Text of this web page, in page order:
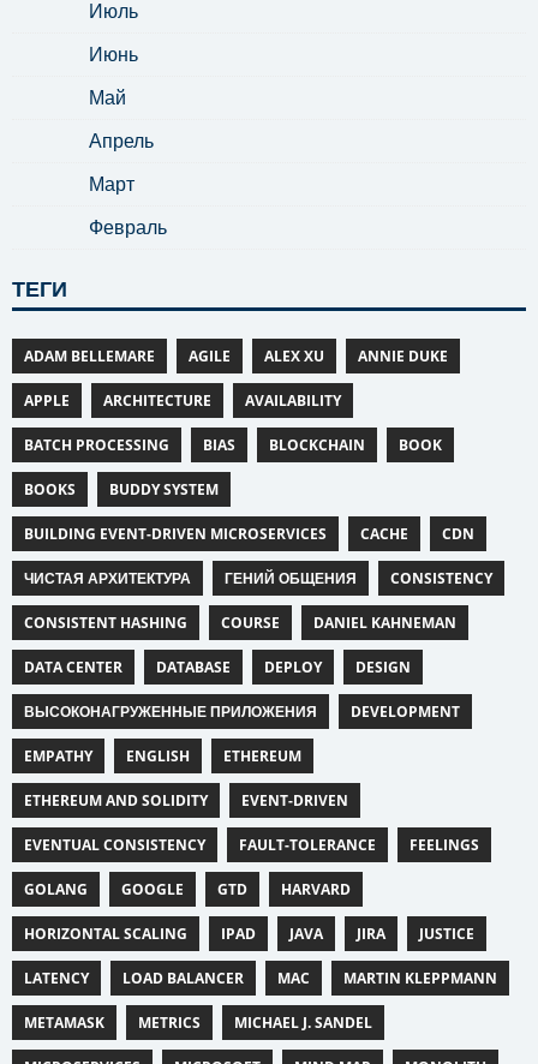
Июль
Июнь
Май
Апрель
Март
Февраль
ТЕГИ
ADAM BELLEMARE AGILE ALEX XU ANNIE DUKE
APPLE ARCHITECTURE AVAILABILITY
BATCH PROCESSING BIAS BLOCKCHAIN BOOK
BOOKS BUDDY SYSTEM
BUILDING EVENT-DRIVEN MICROSERVICES CACHE CDN
ЧИСТАЯ АРХИТЕКТУРА ГЕНИЙ ОБЩЕНИЯ CONSISTENCY
CONSISTENT HASHING COURSE DANIEL KAHNEMAN
DATA CENTER DATABASE DEPLOY DESIGN
ВЫСОКОНАГРУЖЕННЫЕ ПРИЛОЖЕНИЯ DEVELOPMENT
EMPATHY ENGLISH ETHEREUM
ETHEREUM AND SOLIDITY EVENT-DRIVEN
EVENTUAL CONSISTENCY FAULT-TOLERANCE FEELINGS
GOLANG GOOGLE GTD HARVARD
HORIZONTAL SCALING IPAD JAVA JIRA JUSTICE
LATENCY LOAD BALANCER MAC MARTIN KLEPPMANN
METAMASK METRICS MICHAEL J. SANDEL